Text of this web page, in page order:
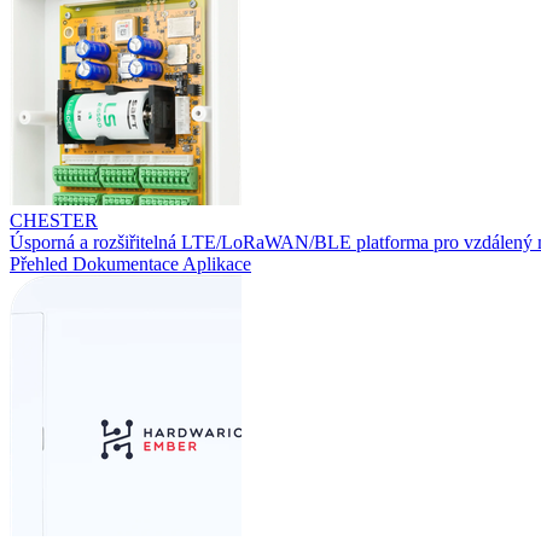
CHESTER
Úsporná a rozšiřitelná LTE/LoRaWAN/BLE platforma pro vzdálený
Přehled Dokumentace Aplikace